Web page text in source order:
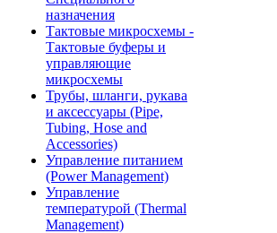
назначения
Тактовые микросхемы -
Тактовые буферы и
управляющие
микросхемы
Трубы, шланги, рукава
и аксессуары (Pipe,
Tubing, Hose and
Accessories)
Управление питанием
(Power Management)
Управление
температурой (Thermal
Management)